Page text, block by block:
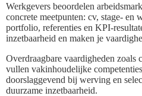
Werkgevers beoordelen
concrete meetpunten: cv, stage- en
portfolio, referenties en KPI-
inzetbaarheid en maken je
Overdraagbare vaardigheden zoals
vullen vakinhoudelijke
doorslaggevend bij werving en
duurzame inzetbaarheid.